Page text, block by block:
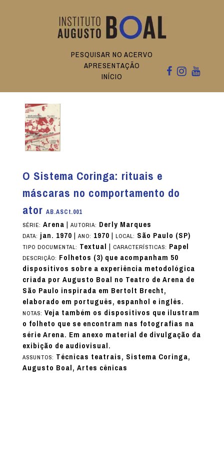
PESQUISAR NO ACERVO
APRESENTAÇÃO
INÍCIO
O Sistema Coringa: rituais e
máscaras no comportamento do
ator AB.ASCt.001
SÉRIE: Arena| AUTORIA: Derly Marques
DATA:jan. 1970| ANO: 1970| LOCAL: São Paulo (SP)
TIPO DOCUMENTAL: Textual | CARACTERÍSTICAS: Papel
DESCRIÇÃO: Folhetos (3) que acompanham 50
dispositivos sobre a experiência metodológica
criada por Augusto Boal no Teatro de Arena de
São Paulo inspirada em Bertolt Brecht,
elaborado em português, espanhol e inglês.
NOTAS: Veja também os dispositivos que ilustram
o folheto que se encontram nas fotografias na
série Arena. Em anexo material de divulgação da
exibição de audiovisual.
ASSUNTOS: Técnicas teatrais, Sistema Coringa,
Augusto Boal, Artes cênicas